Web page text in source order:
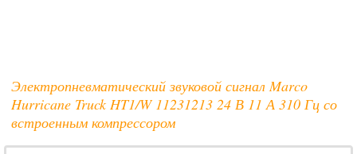
Электропневматический звуковой сигнал Marco
Hurricane Truck HT1/W 11231213 24 В 11 А 310 Гц со
встроенным компрессором